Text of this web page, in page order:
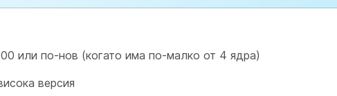
или по-нов (когато има по-малко от 4 ядра)
версия